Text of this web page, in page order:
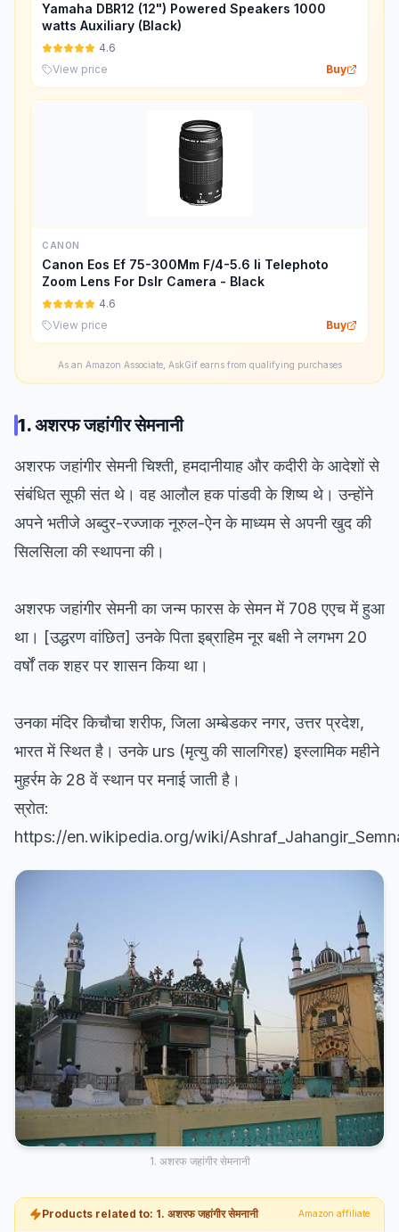
Yamaha DBR12 (12") Powered Speakers 1000
watts Auxiliary (Black)
4.6
View price
Buy
CANON
Canon Eos Ef 75-300Mm F/4-5.6 Ii Telephoto
Zoom Lens For Dslr Camera - Black
4.6
View price
Buy
As an Amazon Associate, AskGif earns from qualifying purchases
1. अशरफ जहांगीर सेमनानी
अशरफ जहांगीर सेमनी चिश्ती, हमदानीयाह और कदीरी के आदेशों से
संबंधित सूफी संत थे। वह आलौल हक पांडवी के शिष्य थे। उन्होंने
अपने भतीजे अब्दुर-रज्जाक नूरुल-ऐन के माध्यम से अपनी खुद की
सिलसिला की स्थापना की।
अशरफ जहांगीर सेमनी का जन्म फारस के सेमन में 708 एएच में हुआ
था। [उद्धरण वांछित] उनके पिता इब्राहिम नूर बक्षी ने लगभग 20
वर्षों तक शहर पर शासन किया था।
उनका मंदिर किचौचा शरीफ, जिला अम्बेडकर नगर, उत्तर प्रदेश,
भारत में स्थित है। उनके urs (मृत्यु की सालगिरह) इस्लामिक महीने
मुहर्रम के 28 वें स्थान पर मनाई जाती है।
स्रोत:
https://en.wikipedia.org/wiki/
1. अशरफ जहांगीर सेमनानी
Products related to: 1. अशरफ जहांगीर सेमनानी Amazon affiliate